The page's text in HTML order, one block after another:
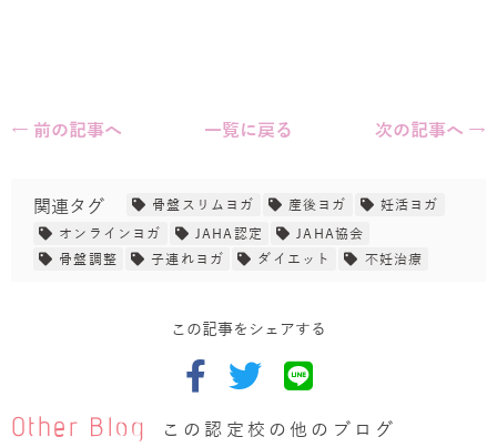
← 前の記事へ 一覧に戻る 次の記事へ →
関連タグ 骨盤スリムヨガ 産後ヨガ
妊活ヨガ
オンラインヨガ
JAHA認定
JAHA協会
骨盤調整
子連れヨガ ダイエット 不妊治療
この記事をシェアする
Other Blog この認定校の他のブログ